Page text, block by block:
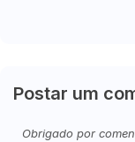
Postar um
Obrigado por